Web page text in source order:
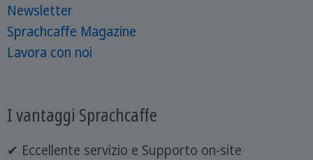
Newsletter
Sprachcaffe Magazine
Lavora con noi
I vantaggi Sprachcaffe
✔ Eccellente servizio e Supporto on-site